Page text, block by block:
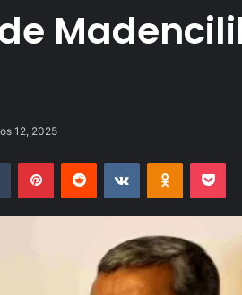
12, 2025
Tumblr PinterestReddit VKontakte